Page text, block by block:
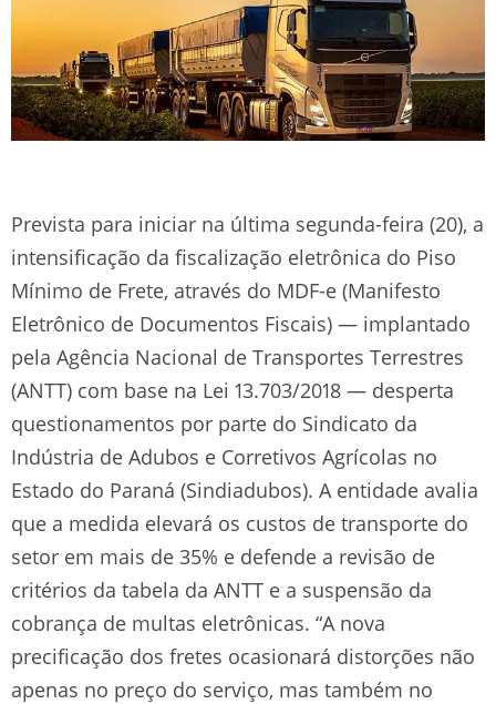
Prevista para iniciar na última segunda-feira (20), a
intensificação da fiscalização eletrônica do Piso
Mínimo de Frete, através do MDF-e (Manifesto
Eletrônico de Documentos Fiscais) — implantado
pela Agência Nacional de Transportes Terrestres
(ANTT) com base na Lei 13.703/2018 — desperta
questionamentos por parte do Sindicato da
Indústria de Adubos e Corretivos Agrícolas no
Estado do Paraná (Sindiadubos). A entidade avalia
que a medida elevará os custos de transporte do
setor em mais de 35% e defende a revisão de
critérios da tabela da ANTT e a suspensão da
cobrança de multas eletrônicas. “A nova
precificação dos fretes ocasionará distorções não
apenas no preço do serviço, mas também no